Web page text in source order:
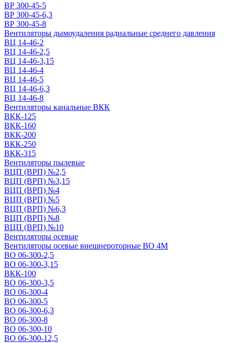
ВР 300-45-5
ВР 300-45-6,3
ВР 300-45-8
Вентиляторы дымоудаления радиальные среднего давления
ВЦ 14-46-2
ВЦ 14-46-2,5
ВЦ 14-46-3,15
ВЦ 14-46-4
ВЦ 14-46-5
ВЦ 14-46-6,3
ВЦ 14-46-8
Вентиляторы канальные ВКК
ВКК-125
ВКК-160
ВКК-200
ВКК-250
ВКК-315
Вентиляторы пылевые
ВЦП (ВРП) №2,5
ВЦП (ВРП) №3,15
ВЦП (ВРП) №4
ВЦП (ВРП) №5
ВЦП (ВРП) №6,3
ВЦП (ВРП) №8
ВЦП (ВРП) №10
Вентиляторы осевые
Вентиляторы осевые внешнероторные ВО 4М
ВО 06-300-2,5
ВО 06-300-3,15
ВКК-100
ВО 06-300-3,5
ВО 06-300-4
ВО 06-300-5
ВО 06-300-6,3
ВО 06-300-8
ВО 06-300-10
ВО 06-300-12,5